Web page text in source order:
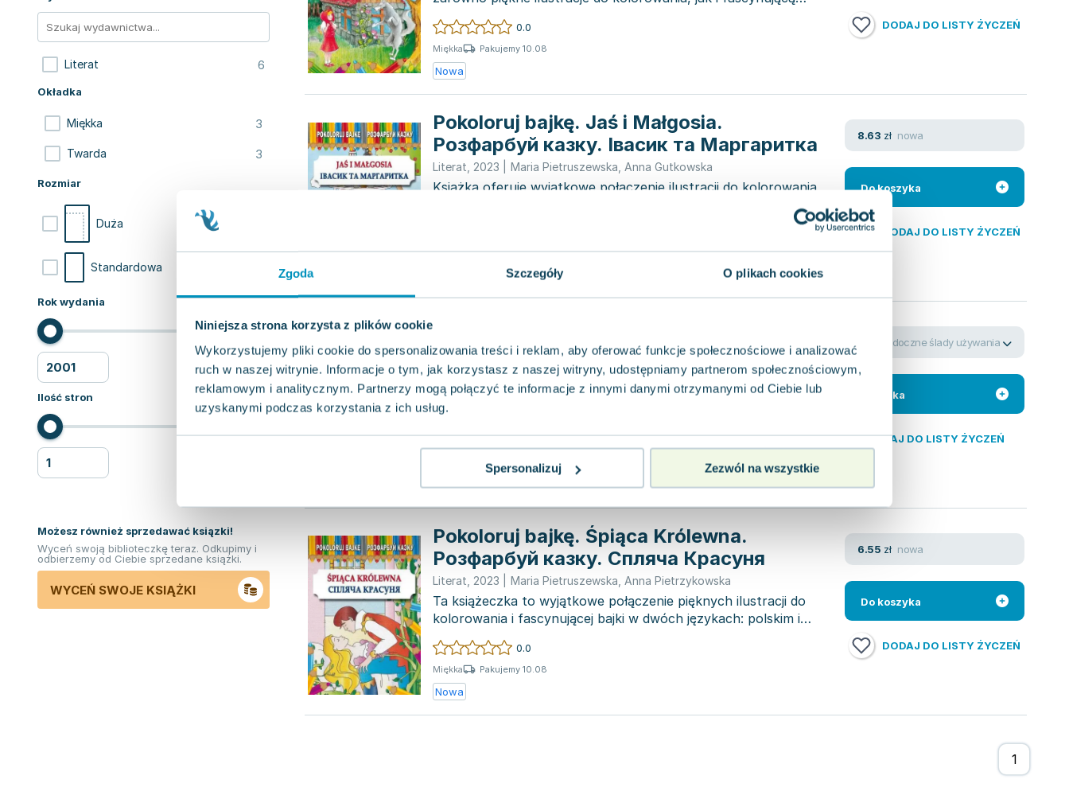
Zgoda Szczegóły O plikach cookies
Niniejsza strona korzysta z plików cookie
Wykorzystujemy pliki cookie do spersonalizowania treści i reklam, aby oferować funkcje społecznościowe i analizować
ruch w naszej witrynie. Informacje o tym, jak korzystasz z naszej witryny, udostępniamy partnerom społecznościowym,
reklamowym i analitycznym. Partnerzy mogą połączyć te informacje z innymi danymi otrzymanymi od Ciebie lub
uzyskanymi podczas korzystania z ich usług.
Spersonalizuj Zezwól na wszystkie
Literat 6
Okładka
Miękka 3
Twarda 3
Rozmiar
Duża
Standardowa
Rok wydania
Ilość stron
Możesz również sprzedawać ksiązki!
Wyceń swoją biblioteczkę teraz. Odkupimy i
odbierzemy od Ciebie sprzedane książki.
WYCEŃ SWOJE KSIĄŻKI
opowieść prze...
0.0
Miękka Pakujemy 10.08
Nowa
DODAJ DO LISTY ŻYCZEŃ
Pokoloruj bajkę. Jaś i Małgosia.
Розфарбуй казку. Івасик та Маргаритка
Literat 2023 Maria Pietruszewska Anna Gutkowska
Książka oferuje wyjątkowe połączenie ilustracji do kolorowania
oraz interesującej bajki opowiedzianej w dwóch językach: polskim
Miękka Pakujemy 10.08
8.63 zł nowa
Do koszyka
DODAJ DO LISTY ŻYCZEŃ
Literat,2020| Maria Pietruszewska,praca zbiorowa
Wspaniale ilustrowana książka prezentuje kolekcję przysłów,
które od wieków są częścią naszej kultury, a przekazywane z
pokolenia...
Pakujemy jutro
Wyprzedaż
widoczne ślady używania
Do koszyka
DODAJ DO LISTY ŻYCZEŃ
Pokoloruj bajkę. Śpiąca Królewna.
Розфарбуй казку. Спляча Красуня
Literat 2023 Maria Pietruszewska Anna Pietrzykowska
Ta książeczka to wyjątkowe połączenie pięknych ilustracji do
kolorowania i fascynującej bajki w dwóch językach: polskim i
ukraińsk...
0.0
Miękka Pakujemy 10.08
Nowa
6.55 zł nowa
Do koszyka
DODAJ DO LISTY ŻYCZEŃ